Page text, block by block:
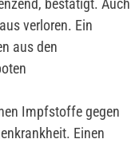
bestätigt. Auch
verloren. Ein
aus den
Impfstoffe gegen
Einen